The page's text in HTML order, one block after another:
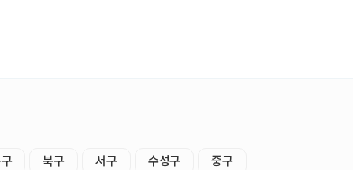
북구 서구 수성구 중구